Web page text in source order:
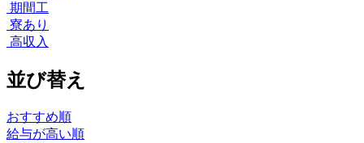
期間工
寮あり
高収入
並び替え
おすすめ順
給与が高い順